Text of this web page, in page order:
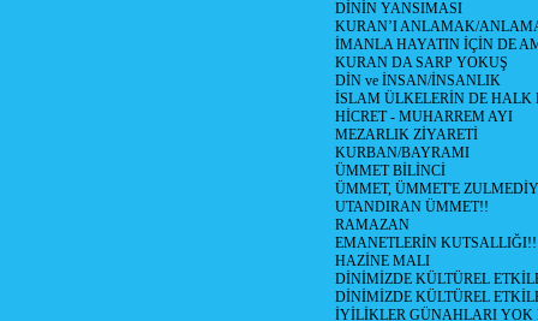
DİNİN YANSIMASI
KURAN’I ANLAMAK/
İMANLA HAYATIN İÇİN DE
KURAN DA SARP YOKUŞ
DİN ve İNSAN/İNSANLIK
İSLAM ÜLKELERİN DE
HİCRET - MUHARREM AYI
MEZARLIK ZİYARETİ
KURBAN/BAYRAMI
ÜMMET BİLİNCİ
ÜMMET, ÜMMET'E
UTANDIRAN ÜMMET!!
RAMAZAN
EMANETLERİN KUTSALLIĞI!!
HAZİNE MALI
DİNİMİZDE KÜLTÜREL
DİNİMİZDE KÜLTÜREL
İYİLİKLER GÜNAHLARI YOK